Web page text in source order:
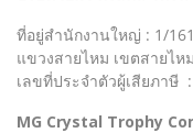
ที่อยู่สำนักงานใหญ่ : 1/
แขวงสายไหม เขตสายไห
เลขที่ประจำตัวผู้เสียภาษี
MG Crystal Trophy